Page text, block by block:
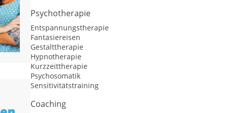
Psychotherapie
Entspannungstherapie
Fantasiereisen
Gestalttherapie
Hypnotherapie
Kurzzeittherapie
Psychosomatik
Sensitivitätstraining
Coaching